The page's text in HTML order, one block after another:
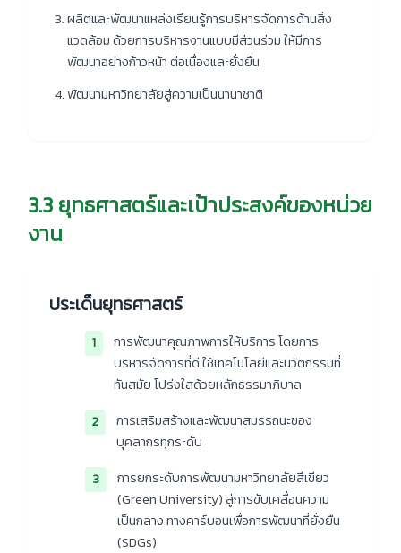
ผลิตและพัฒนาแหล่งเรียนรู้การบริหารจัดการด้านสิ่ง
แวดล้อม ด้วยการบริหารงานแบบมีส่วนร่วม ให้มีการ
พัฒนาอย่างก้าวหน้า ต่อเนื่องและยั่งยืน
พัฒนามหาวิทยาลัยสู่ความเป็นนานาชาติ
3.3 ยุทธศาสตร์และเป้าประสงค์ของหน่วย
งาน
ประเด็นยุทธศาสตร์
1
การพัฒนาคุณภาพการให้บริการ โดยการ
บริหารจัดการที่ดี ใช้เทคโนโลยีและนวัตกรรมที่
ทันสมัย โปร่งใสด้วยหลักธรรมาภิบาล
2
การเสริมสร้างและพัฒนาสมรรถนะของ
บุคลากรทุกระดับ
3
การยกระดับการพัฒนามหาวิทยาลัยสีเขียว
(Green University) สู่การขับเคลื่อนความ
เป็นกลาง ทางคาร์บอนเพื่อการพัฒนาที่ยั่งยืน
(SDGs)